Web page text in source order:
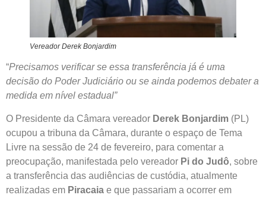
Vereador Derek Bonjardim
“Precisamos verificar se essa transferência já é uma
decisão do Poder Judiciário ou se ainda podemos debater a
medida em nível estadual”
O Presidente da Câmara vereador Derek Bonjardim (PL)
ocupou a tribuna da Câmara, durante o espaço de Tema
Livre na sessão de 24 de fevereiro, para comentar a
preocupação, manifestada pelo vereador Pi do Judô, sobre
a transferência das audiências de custódia, atualmente
realizadas em Piracaia e que passariam a ocorrer em